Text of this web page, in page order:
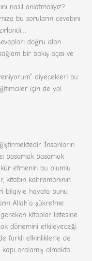
nasıl anlatmalıyız?
bu soruların cevabını
doğru alan
bir bakış açısı ve
diyecekleri bu
için de yol
İnsanların
basamak basamak
etmenin bu olumlu
kahramanının
bilgiyle hayata bunu
Allah’a şükretme
gereken kitaplar listesine
dönemini etkileyeceği
farklı etkinliklerle de
aralamış olmakta.